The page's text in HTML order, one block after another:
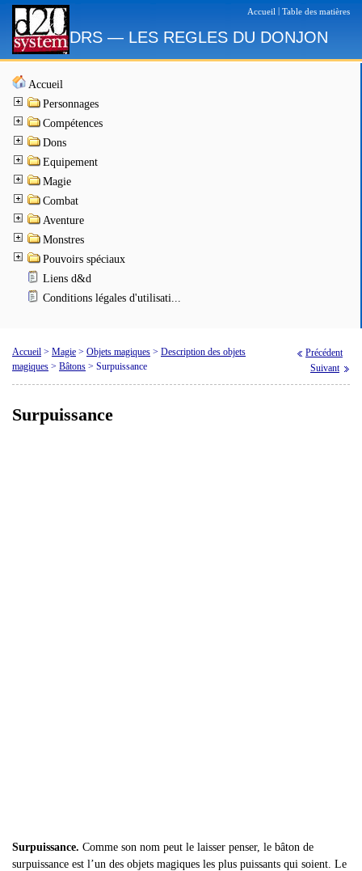
Accueil Table des matières
DRS — LES REGLES DU DONJON
Accueil
Personnages
Compétences
Dons
Equipement
Magie
Combat
Aventure
Monstres
Pouvoirs spéciaux
Liens d&d
Conditions légales d'utilisati...
Accueil > Magie > Objets magiques > Description des objets
magiques > Bâtons > Surpuissance
Précédent
Suivant
Surpuissance
Surpuissance. Comme son nom peut le laisser penser, le bâton de
surpuissance est l’un des objets magiques les plus puissants qui soient. Le